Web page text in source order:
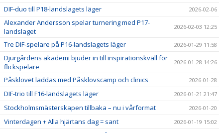
DIF-duo till P18-landslagets läger 2026-02-06
Alexander Andersson spelar turnering med P17-
landslaget
2026-02-03 12:25
Tre DIF-spelare på P16-landslagets läger 2026-01-29 11:58
Djurgårdens akademi bjuder in till inspirationskväll för
flickspelare
2026-01-28 14:26
Påsklovet laddas med Påsklovscamp och clinics 2026-01-28
DIF-trio till F16-landslagets läger 2026-01-21 21:47
Stockholmsmästerskapen tillbaka – nu i vårformat 2026-01-20
Vinterdagen + Alla hjärtans dag = sant 2026-01-19 15:02